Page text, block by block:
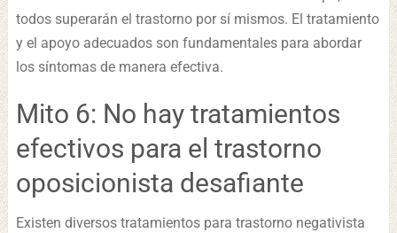
todos superarán el trastorno por sí mismos. El tratamiento
y el apoyo adecuados son fundamentales para abordar
los síntomas de manera efectiva.
Mito 6: No hay tratamientos
efectivos para el trastorno
oposicionista desafiante
Existen diversos tratamientos para trastorno negativista